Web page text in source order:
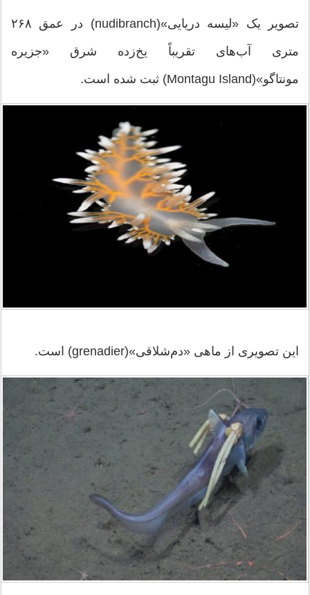
تصویر یک «لیسه دریایی»(nudibranch) در عمق ۲۶۸
متری آب‌های تقریباً یخ‌زده شرق «جزیره
مونتاگو»(Montagu Island) ثبت شده است.
این تصویری از ماهی «دم‌شلاقی»(grenadier) است.